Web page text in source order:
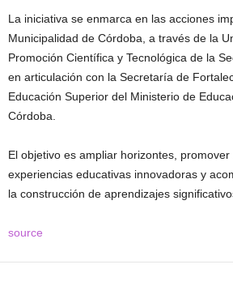
La iniciativa se enmarca en las acciones
Municipalidad de Córdoba, a través de la
Promoción Científica y Tecnológica de la
en articulación con la Secretaría de
Educación Superior del Ministerio de
Córdoba.
El objetivo es ampliar horizontes,
experiencias educativas innovadoras y
la construcción de aprendizajes
source